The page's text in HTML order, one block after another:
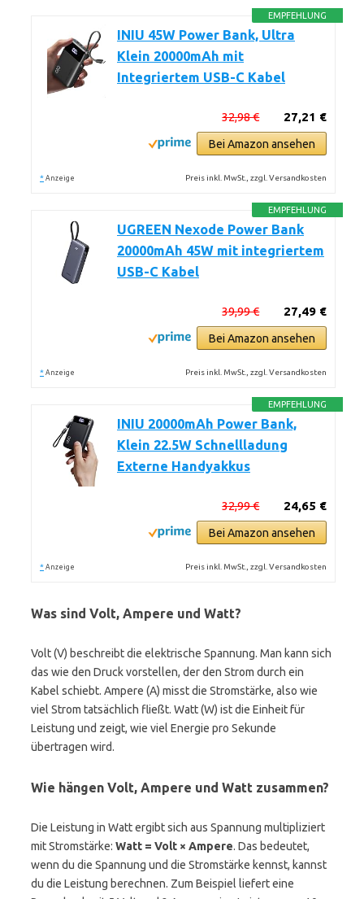
EMPFEHLUNG
INIU 45W Power Bank, Ultra
Klein 20000mAh mit
Integriertem USB-C Kabel
27,21 €
32,98 €
Bei Amazon ansehen
* Anzeige Preis inkl. MwSt., zzgl. Versandkosten
EMPFEHLUNG
UGREEN Nexode Power Bank
20000mAh 45W mit integriertem
USB-C Kabel
27,49 €
39,99 €
Bei Amazon ansehen
* Anzeige Preis inkl. MwSt., zzgl. Versandkosten
EMPFEHLUNG
INIU 20000mAh Power Bank,
Klein 22.5W Schnellladung
Externe Handyakkus
24,65 €
32,99 €
Bei Amazon ansehen
* Anzeige Preis inkl. MwSt., zzgl. Versandkosten
Was sind Volt, Ampere und Watt?
Volt (V) beschreibt die elektrische Spannung. Man kann sich
das wie den Druck vorstellen, der den Strom durch ein
Kabel schiebt. Ampere (A) misst die Stromstärke, also wie
viel Strom tatsächlich fließt. Watt (W) ist die Einheit für
Leistung und zeigt, wie viel Energie pro Sekunde
übertragen wird.
Wie hängen Volt, Ampere und Watt zusammen?
Die Leistung in Watt ergibt sich aus Spannung multipliziert
mit Stromstärke: Watt = Volt × Ampere. Das bedeutet,
wenn du die Spannung und die Stromstärke kennst, kannst
du die Leistung berechnen. Zum Beispiel liefert eine